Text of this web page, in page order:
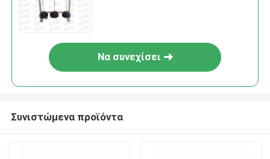
Να συνεχίσει
Συνιστώμενα προϊόντα